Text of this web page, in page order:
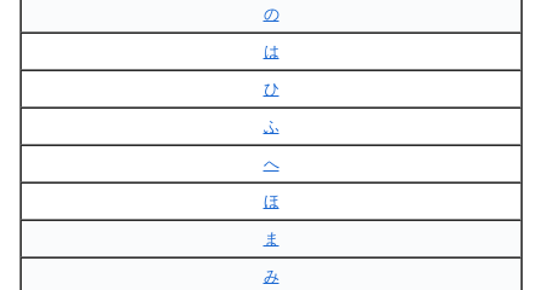
の
は
ひ
ふ
へ
ほ
ま
み